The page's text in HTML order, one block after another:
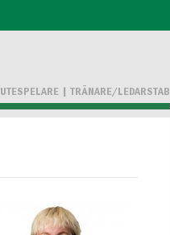
UTESPELARE TRÄNARE/LEDARSTAB